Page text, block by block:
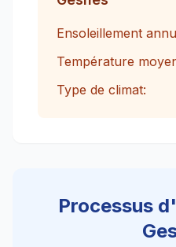
Ensoleillement
Température
Type de climat:
Processus